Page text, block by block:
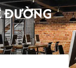
ĐƯỜNG